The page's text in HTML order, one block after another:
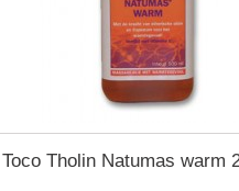
Toco Tholin Natumas warm